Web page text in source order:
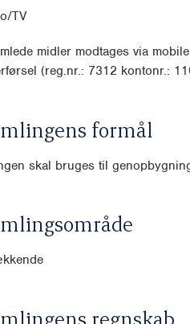
TV
midler modtages via
(reg.nr.: 7312 kontonr.:
formål
skal bruges til
regnskab